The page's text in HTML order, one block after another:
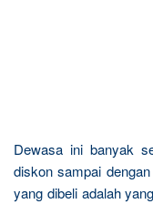
Dewasa ini banyak
diskon sampai
yang dibeli adalah